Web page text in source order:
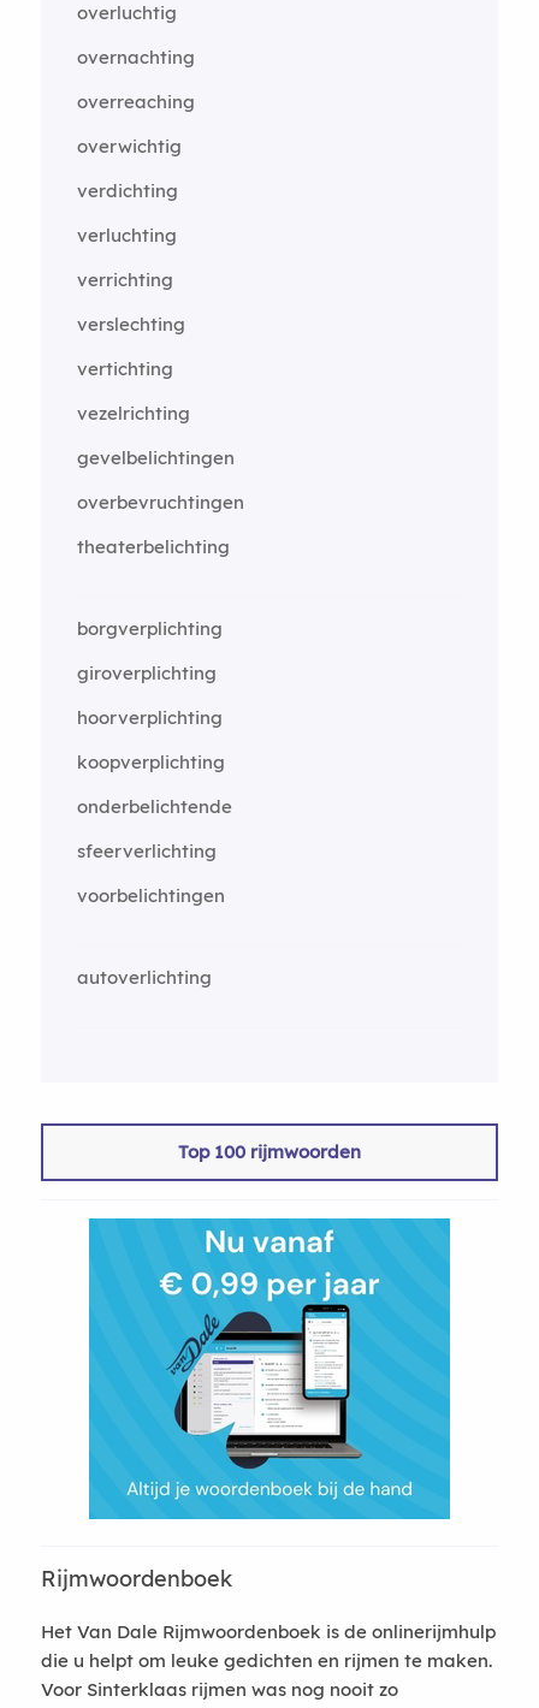
overluchtig
overnachting
overreaching
overwichtig
verdichting
verluchting
verrichting
verslechting
vertichting
vezelrichting
gevelbelichtingen
overbevruchtingen
theaterbelichting
borgverplichting
giroverplichting
hoorverplichting
koopverplichting
onderbelichtende
sfeerverlichting
voorbelichtingen
autoverlichting
Top 100 rijmwoorden
Rijmwoordenboek
Het Van Dale Rijmwoordenboek is de onlinerijmhulp
die u helpt om leuke gedichten en rijmen te maken.
Voor Sinterklaas rijmen was nog nooit zo